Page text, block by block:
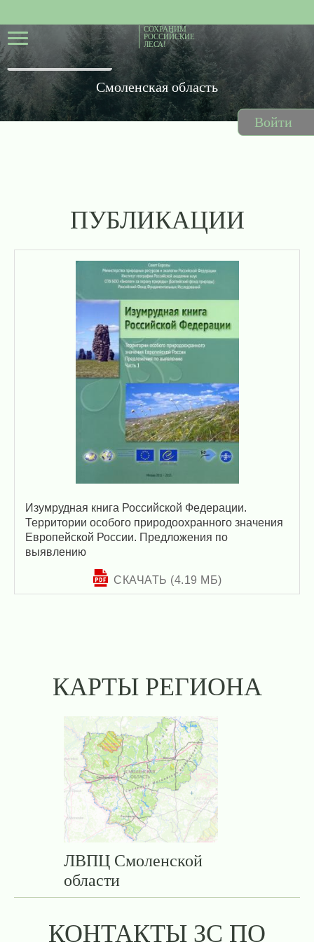
Смоленская область
ПУБЛИКАЦИИ
Изумрудная книга Российской Федерации.
Территории особого природоохранного значения
Европейской России. Предложения по
выявлению
СКАЧАТЬ (4.19 МБ)
КАРТЫ РЕГИОНА
ЛВПЦ Смоленской
области
КОНТАКТЫ ЗС ПО
Войти
СОХРАНИМ
РОССИЙСКИЕ
ЛЕСА!